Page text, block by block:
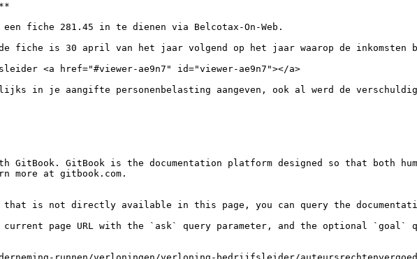
fiche 281.45 in te dienen via Belcotax-On-Web.
fiche is 30 april van het jaar volgend op het jaar waarop de inkomsten
<a href="#viewer-ae9n7" id="viewer-ae9n7"></a>
in je aangifte personenbelasting aangeven, ook al werd de
GitBook. GitBook is the documentation platform designed so that both
more at gitbook.com.
is not directly available in this page, you can query the
current page URL with the `ask` query parameter, and the optional `goal`